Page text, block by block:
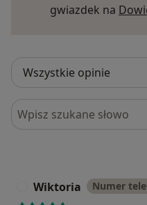
gwiazdek na
Szukaj w opiniach
Wiktoria Numer